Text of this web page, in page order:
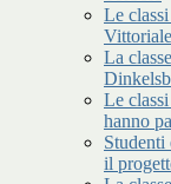
Le
La
Le
hanno
Studenti
il